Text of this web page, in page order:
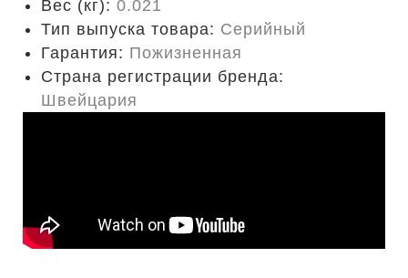
Вес (кг): 0.021
Тип выпуска товара: Серийный
Гарантия: Пожизненная
Страна регистрации бренда:
Швейцария